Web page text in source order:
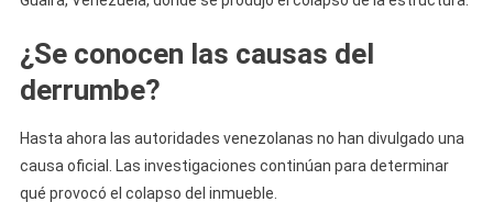
¿Se conocen las causas del
derrumbe?
Hasta ahora las autoridades venezolanas no han divulgado una
causa oficial. Las investigaciones continúan para determinar
qué provocó el colapso del inmueble.